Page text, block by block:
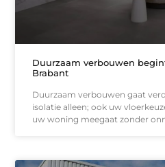
Duurzaam verbouwen
Brabant
Duurzaam verbouwen gaat
isolatie alleen; ook uw
uw woning meegaat zonder